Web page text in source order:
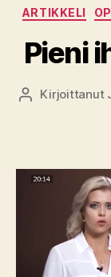
ARTIKKELI
Pieni
Kirjoittaja
Kirjoittanut